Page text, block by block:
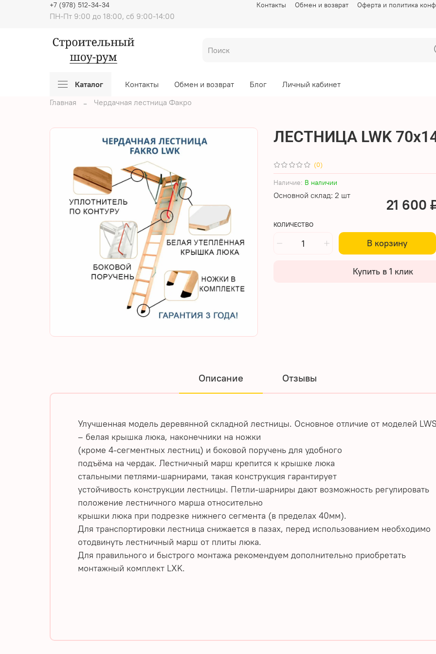
Контакты Обмен и возврат Оферта и политика
ПН-Пт 9:00 до 18:00, сб 9:00-14:00
+7 (978) 512-34-34
Каталог Контакты Обмен и возврат Блог
Личный кабинет
Главная
Чердачная лестница Факро
(0)
Наличие: В наличии
Основной склад: 2 шт
ЛЕСТНИЦА LWK
21 600
КОЛИЧЕСТВО
В корзину
Купить в 1 клик
Описание Отзывы
Улучшенная модель деревянной складной лестницы. Основное отличие от моделей
– белая крышка люка, наконечники на ножки
(кроме 4-сегментных лестниц) и боковой поручень для удобного
подъёма на чердак. Лестничный марш крепится к крышке люка
стальными петлями-шарнирами, такая конструкция гарантирует
устойчивость конструкции лестницы. Петли-шарниры дают возможность регулировать
положение лестничного марша относительно
крышки люка при подрезке нижнего сегмента (в пределах 40мм).
Для транспортировки лестница снижается в пазах, перед использованием необходимо
отодвинуть лестничный марш от плиты люка.
Для правильного и быстрого монтажа рекомендуем дополнительно приобретать
монтажный комплект LXK.